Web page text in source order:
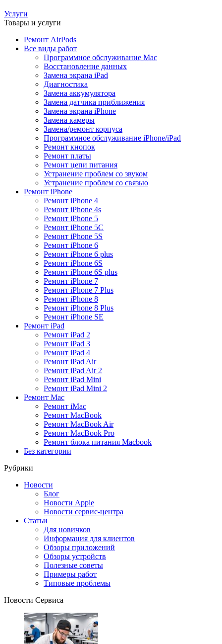
Услуги
Товары и услуги
Ремонт AirPods
Все виды работ
Программное обслуживание Mac
Восстановление данных
Замена экрана iPad
Диагностика
Замена аккумулятора
Замена датчика приближения
Замена экрана iPhone
Замена камеры
Замена/ремонт корпуса
Программное обслуживание iPhone/iPad
Ремонт кнопок
Ремонт платы
Ремонт цепи питания
Устранение проблем со звуком
Устранение проблем со связью
Ремонт iPhone
Ремонт iPhone 4
Ремонт iPhone 4s
Ремонт iPhone 5
Ремонт iPhone 5C
Ремонт iPhone 5S
Ремонт iPhone 6
Ремонт iPhone 6 plus
Ремонт iPhone 6S
Ремонт iPhone 6S plus
Ремонт iPhone 7
Ремонт iPhone 7 Plus
Ремонт iPhone 8
Ремонт iPhone 8 Plus
Ремонт iPhone SE
Ремонт iPad
Ремонт iPad 2
Ремонт iPad 3
Ремонт iPad 4
Ремонт iPad Air
Ремонт iPad Air 2
Ремонт iPad Mini
Ремонт iPad Mini 2
Ремонт Mac
Ремонт iMac
Ремонт MacBook
Ремонт MacBook Air
Ремонт MacBook Pro
Ремонт блока питания Macbook
Без категории
Рубрики
Новости
Блог
Новости Apple
Новости сервис-центра
Статьи
Для новичков
Информация для клиентов
Обзоры приложений
Обзоры устройств
Полезные советы
Примеры работ
Типовые проблемы
Новости Сервиса